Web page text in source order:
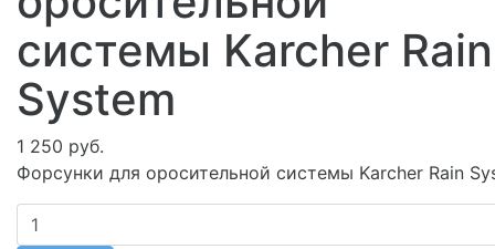
системы Karcher Rain
System
1 250 руб.
Форсунки для оросительной системы Karcher Rain